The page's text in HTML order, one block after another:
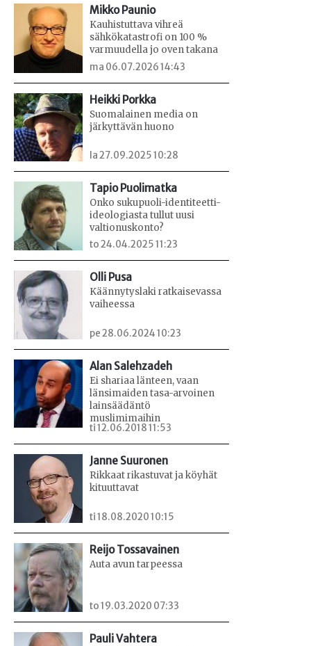
Mikko Paunio
Kauhistuttava vihreä
sähkökatastrofi on 100 %
varmuudella jo oven takana
ma 06.07.2026 14:43
Heikki Porkka
Suomalainen media on
järkyttävän huono
la 27.09.2025 10:28
Tapio Puolimatka
Onko sukupuoli-identiteetti-
ideologiasta tullut uusi
valtionuskonto?
to 24.04.2025 11:23
Olli Pusa
Käännytyslaki ratkaisevassa
vaiheessa
pe 28.06.2024 10:23
Alan Salehzadeh
Ei shariaa länteen, vaan
länsimaiden tasa-arvoinen
lainsäädäntö
muslimimaihin
ti 12.06.2018 11:53
Janne Suuronen
Rikkaat rikastuvat ja köyhät
kituuttavat
ti 18.08.2020 10:15
Reijo Tossavainen
Auta avun tarpeessa
to 19.03.2020 07:33
Pauli Vahtera